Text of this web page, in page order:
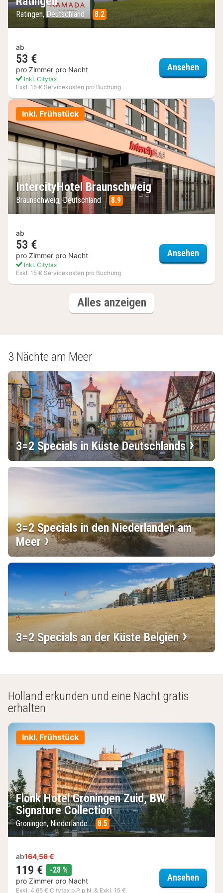
Ratingen, Deutschland 8.2
ab
53 €
pro Zimmer pro Nacht
Inkl. Citytax
Exkl. 15 € Servicekosten pro Buchung
Ansehen
Inkl. Frühstück
IntercityHotel Braunschweig
Braunschweig, Deutschland 8.9
ab
53 €
pro Zimmer pro Nacht
Inkl. Citytax
Exkl. 15 € Servicekosten pro Buchung
Ansehen
Alles anzeigenHotels
3 Nächte am Meer
3=2 Specials in Küste Deutschlands
3=2 Specials in den Niederlanden am
Meer
3=2 Specials an der Küste Belgien
Holland erkunden und eine Nacht gratis
erhalten
Inkl. Frühstück
Flonk Hotel Groningen Zuid, BW
Signature Collection
Groningen, Niederlande 8.5
ab164,56 €
119 € -28 %
pro Zimmer pro Nacht
Exkl. 4,65 € Citytax p.P.p.N. & Exkl. 15 €
Ansehen